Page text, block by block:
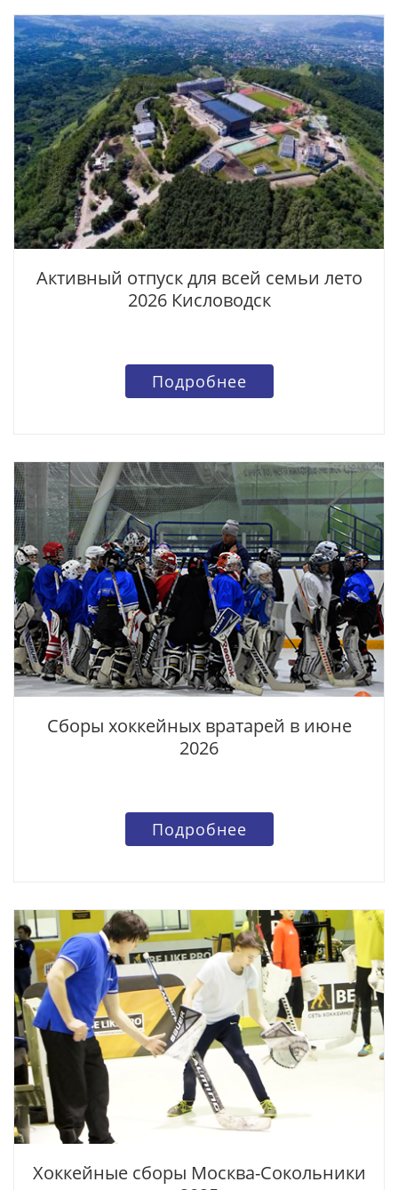
Активный отпуск для всей семьи лето
2026 Кисловодск
Подробнее
Сборы хоккейных вратарей в июне
2026
Подробнее
Хоккейные сборы Москва-Сокольники